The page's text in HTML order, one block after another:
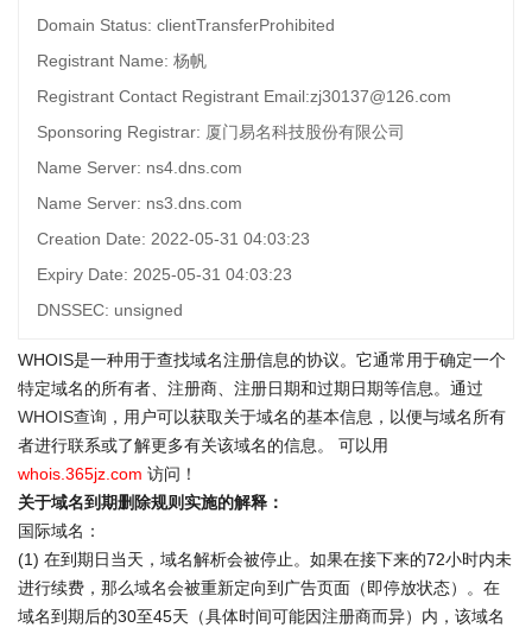
Domain Status: clientTransferProhibited
Registrant Name: 杨帆
Registrant Contact Registrant Email:zj30137@126.com
Sponsoring Registrar: 厦门易名科技股份有限公司
Name Server: ns4.dns.com
Name Server: ns3.dns.com
Creation Date: 2022-05-31 04:03:23
Expiry Date: 2025-05-31 04:03:23
DNSSEC: unsigned
WHOIS是一种用于查找域名注册信息的协议。它通常用于确定一个
特定域名的所有者、注册商、注册日期和过期日期等信息。通过
WHOIS查询 ，用户可以获取关于域名的基本信息，以便与域名所有
者进行联系或了解更多有关该域名的信息。 可以用
whois.365jz.com 访问！
关于域名到期删除规则实施的解释：
国际域名：
(1) 在到期日当天，域名解析会被停止。如果在接下来的72小时内未
进行续费，那么域名会被重新定向到广告页面（即停放状态）。在
域名到期后的30至45天（具体时间可能因注册商而异）内，该域名